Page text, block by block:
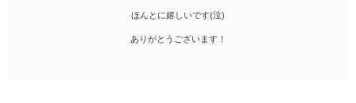
ほんとに嬉しいです(泣)
ありがとうございます！